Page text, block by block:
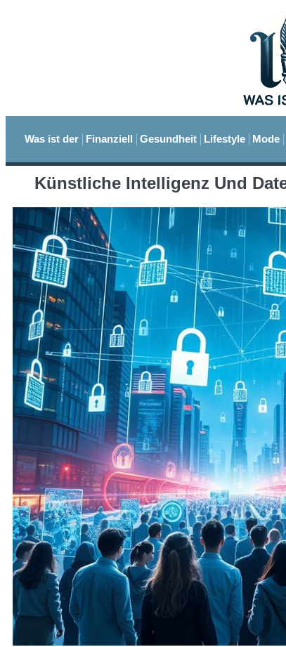
Was ist der Finanziell Gesundheit Lifestyle Mode
Künstliche Intelligenz Und